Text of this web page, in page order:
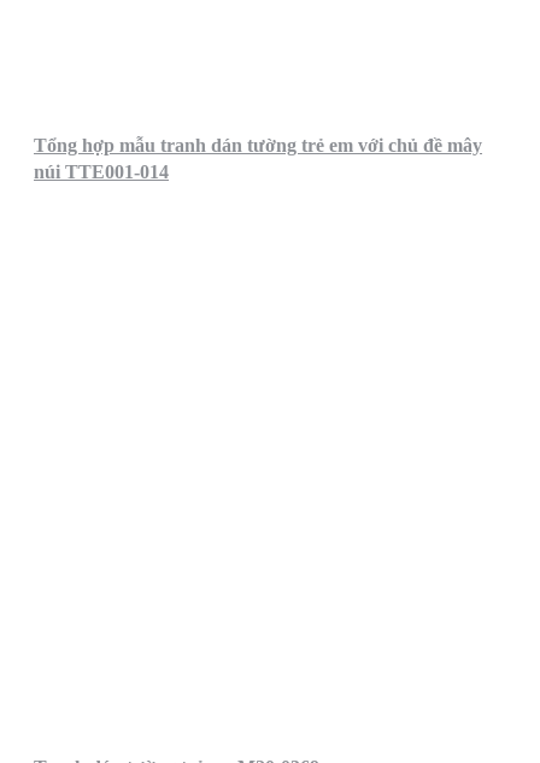
Tổng hợp mẫu tranh dán tường trẻ em với chủ đề mây
núi TTE001-014